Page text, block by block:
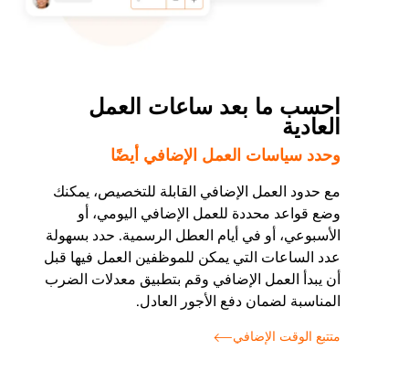
احسب ما بعد ساعات العمل
العادية
وحدد سياسات العمل الإضافي أيضًا
مع حدود العمل الإضافي القابلة للتخصيص، يمكنك
وضع قواعد محددة للعمل الإضافي اليومي، أو
الأسبوعي، أو في أيام العطل الرسمية. حدد بسهولة
عدد الساعات التي يمكن للموظفين العمل فيها قبل
أن يبدأ العمل الإضافي وقم بتطبيق معدلات الضرب
المناسبة لضمان دفع الأجور العادل.
متتبع الوقت الإضافي